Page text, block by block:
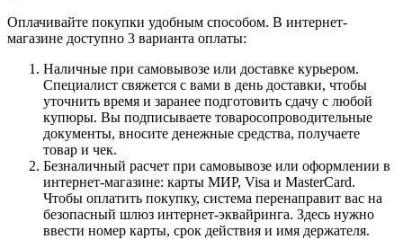
Оплачивайте покупки удобным способом. В интернет-
магазине доступно 3 варианта оплаты:
Наличные при самовывозе или доставке курьером.
Специалист свяжется с вами в день доставки, чтобы
уточнить время и заранее подготовить сдачу с любой
купюры. Вы подписываете товаросопроводительные
документы, вносите денежные средства, получаете
товар и чек.
Безналичный расчет при самовывозе или оформлении в
интернет-магазине: карты МИР, Visa и MasterCard.
Чтобы оплатить покупку, система перенаправит вас на
безопасный шлюз интернет-эквайринга. Здесь нужно
ввести номер карты, срок действия и имя держателя.